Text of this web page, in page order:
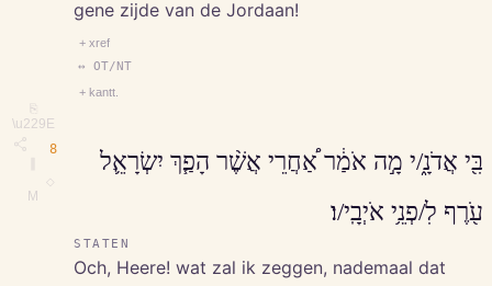
⎘
\u229E
M
gene zijde van de Jordaan!
+ xref
↔ OT/NT
+ kantt.
8
בִּ֖י אֲדֹנָ֑/י מָ֣ה אֹמַ֔ר אַ֠חֲרֵי אֲשֶׁ֨ר הָפַ֧ךְ יִשְׂרָאֵ֛ל
עֹ֖רֶף לִ/פְנֵ֥י אֹיְבָֽי/ו׃
STATEN
Och, Heere! wat zal ik zeggen, nademaal dat